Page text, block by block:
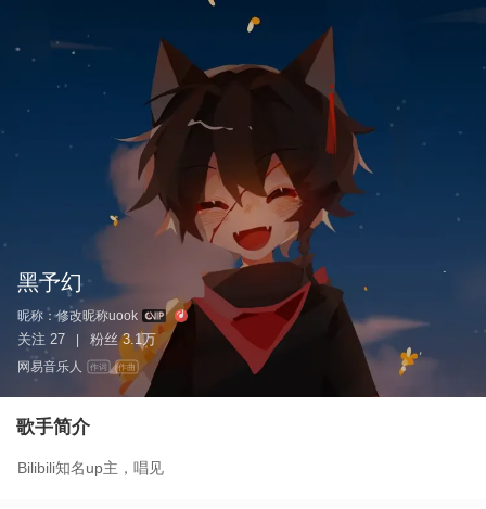
黑予幻
昵称：修改昵称uook
关注 27 粉丝 3.1万
网易音乐人 作词 作曲
歌手简介
Bilibili知名up主，唱见